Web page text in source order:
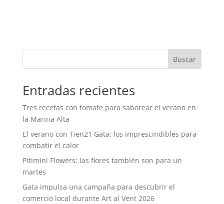
Buscar
Entradas recientes
Tres recetas con tomate para saborear el verano en
la Marina Alta
El verano con Tien21 Gata: los imprescindibles para
combatir el calor
Pitimini Flowers: las flores también son para un
martes
Gata impulsa una campaña para descubrir el
comercio local durante Art al Vent 2026